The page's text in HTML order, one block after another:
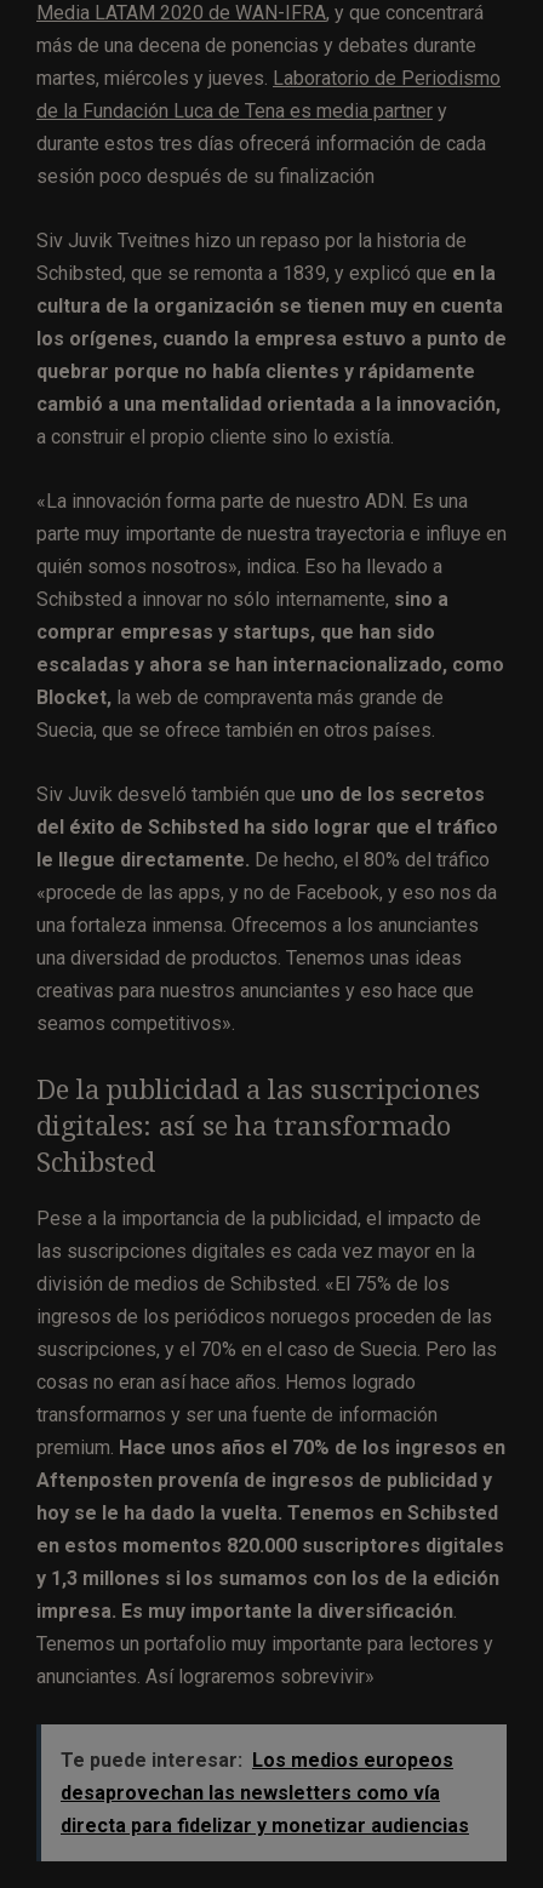
Media LATAM 2020 de WAN-IFRA, y que concentrará
más de una decena de ponencias y debates durante
martes, miércoles y jueves. Laboratorio de Periodismo
de la Fundación Luca de Tena es media partner y
durante estos tres días ofrecerá información de cada
sesión poco después de su finalización
Siv Juvik Tveitnes hizo un repaso por la historia de
Schibsted, que se remonta a 1839, y explicó que en la
cultura de la organización se tienen muy en cuenta
los orígenes, cuando la empresa estuvo a punto de
quebrar porque no había clientes y rápidamente
cambió a una mentalidad orientada a la innovación,
a construir el propio cliente sino lo existía.
«La innovación forma parte de nuestro ADN. Es una
parte muy importante de nuestra trayectoria e influye en
quién somos nosotros», indica. Eso ha llevado a
Schibsted a innovar no sólo internamente, sino a
comprar empresas y startups, que han sido
escaladas y ahora se han internacionalizado, como
Blocket, la web de compraventa más grande de
Suecia, que se ofrece también en otros países.
Siv Juvik desveló también que uno de los secretos
del éxito de Schibsted ha sido lograr que el tráfico
le llegue directamente. De hecho, el 80% del tráfico
«procede de las apps, y no de Facebook, y eso nos da
una fortaleza inmensa. Ofrecemos a los anunciantes
una diversidad de productos. Tenemos unas ideas
creativas para nuestros anunciantes y eso hace que
seamos competitivos».
De la publicidad a las suscripciones
digitales: así se ha transformado
Schibsted
Pese a la importancia de la publicidad, el impacto de
las suscripciones digitales es cada vez mayor en la
división de medios de Schibsted. «El 75% de los
ingresos de los periódicos noruegos proceden de las
suscripciones, y el 70% en el caso de Suecia. Pero las
cosas no eran así hace años. Hemos logrado
transformarnos y ser una fuente de información
premium. Hace unos años el 70% de los ingresos en
Aftenposten provenía de ingresos de publicidad y
hoy se le ha dado la vuelta. Tenemos en Schibsted
en estos momentos 820.000 suscriptores digitales
y 1,3 millones si los sumamos con los de la edición
impresa. Es muy importante la diversificación.
Tenemos un portafolio muy importante para lectores y
anunciantes. Así lograremos sobrevivir»
Te puede interesar: Los medios europeos
desaprovechan las newsletters como vía
directa para fidelizar y monetizar audiencias